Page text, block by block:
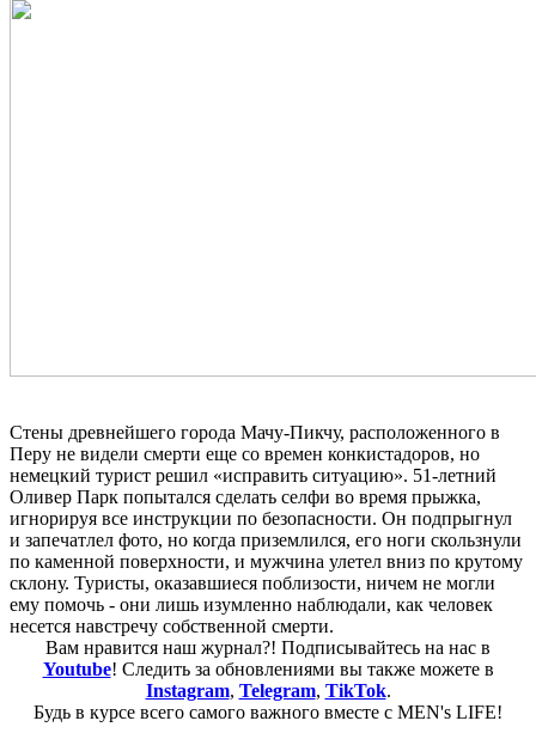
Стены древнейшего города Мачу-Пикчу, расположенного в
Перу не видели смерти еще со времен конкистадоров, но
немецкий турист решил «исправить ситуацию». 51-летний
Оливер Парк попытался сделать селфи во время прыжка,
игнорируя все инструкции по безопасности. Он подпрыгнул
и запечатлел фото, но когда приземлился, его ноги скользнули
по каменной поверхности, и мужчина улетел вниз по крутому
склону. Туристы, оказавшиеся поблизости, ничем не могли
ему помочь - они лишь изумленно наблюдали, как человек
несется навстречу собственной смерти.
Вам нравится наш журнал?! Подписывайтесь на нас в
Youtube! Следить за обновлениями вы также можете в
Instagram, Telegram, TikTok.
Будь в курсе всего самого важного вместе с MEN's LIFE!